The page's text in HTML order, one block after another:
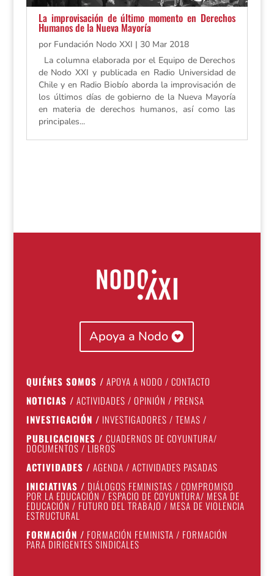
La improvisación de último momento en Derechos
Humanos de la Nueva Mayoría
por Fundación Nodo XXI | 30 Mar 2018
La columna elaborada por el Equipo de Derechos
de Nodo XXI y publicada en Radio Universidad de
Chile y en Radio Biobío aborda la improvisación de
los últimos días de gobierno de la Nueva Mayoría
en materia de derechos humanos, así como las
principales...
Apoya a Nodo
QUIÉNES SOMOS / APOYA A NODO / CONTACTO
NOTICIAS / ACTIVIDADES / OPINIÓN / PRENSA
INVESTIGACIÓN / INVESTIGADORES / TEMAS /
PUBLICACIONES / CUADERNOS DE COYUNTURA/
DOCUMENTOS / LIBROS
ACTIVIDADES / AGENDA / ACTIVIDADES PASADAS
INICIATIVAS / DIÁLOGOS FEMINISTAS / COMPROMISO
POR LA EDUCACIÓN / ESPACIO DE COYUNTURA/ MESA DE
EDUCACIÓN / FUTURO DEL TRABAJO / MESA DE VIOLENCIA
ESTRUCTURAL
FORMACIÓN / FORMACIÓN FEMINISTA / FORMACIÓN
PARA DIRIGENTES SINDICALES